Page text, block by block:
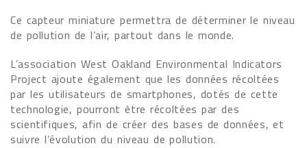
Ce capteur miniature permettra de déterminer le niveau
de pollution de l’air, partout dans le monde.
L’association West Oakland Environmental Indicators
Project ajoute également que les données récoltées
par les utilisateurs de smartphones, dotés de cette
technologie, pourront être récoltées par des
scientifiques, afin de créer des bases de données, et
suivre l’évolution du niveau de pollution.